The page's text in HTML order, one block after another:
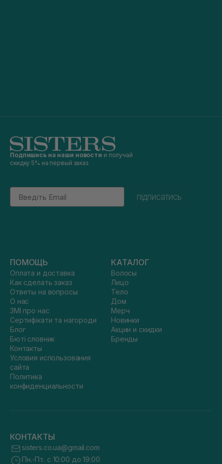
Подпишись на наши новости и получай
скидку 5% на первый заказ
Email
підписатись
ПОМОЩЬ
Оплата и доставка
Как сделать заказ
Ответы на вопросы
О нас
ЗМІ про нас
Сертифікати та нагороди
Блог
Бюті словник
Контакты
Условия использования
сайта
Политика
конфиденциальности
КАТАЛОГ
Волосы
Лицо
Тело
Дом
Мерч
Новинки
Акции и скидки
Бренды
КОНТАКТЫ
sisters.co.ua@gmail.com
Пн.-Пт. с 10:00 до 19:00